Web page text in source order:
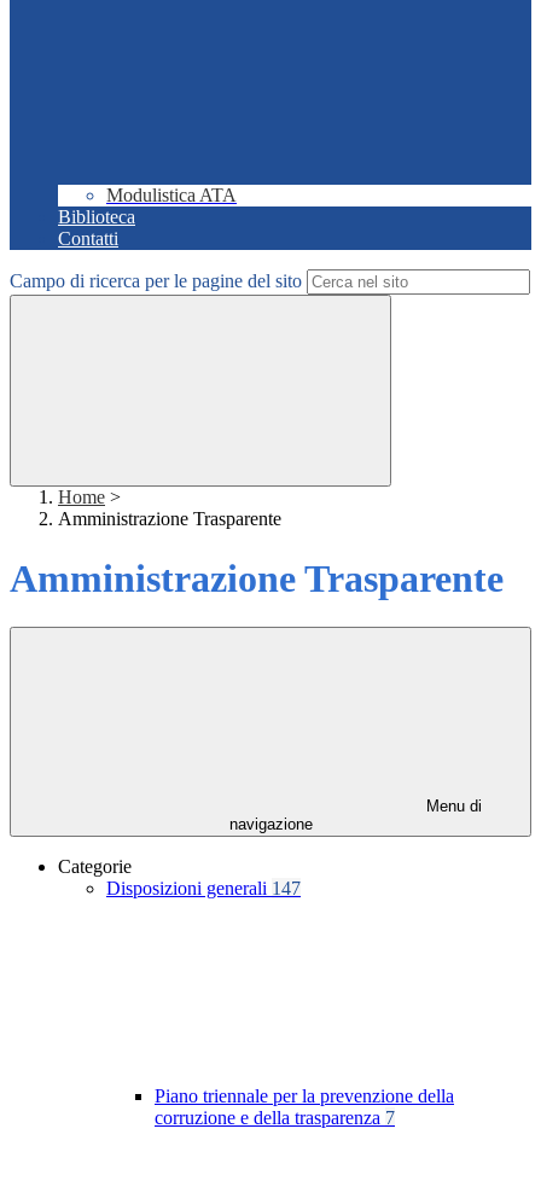
Modulistica ATA
Biblioteca
Contatti
Campo di ricerca per le pagine del sito
Home >
Amministrazione Trasparente
Amministrazione Trasparente
Menu di
navigazione
Categorie
Disposizioni generali 147
Piano triennale per la prevenzione della
corruzione e della trasparenza 7